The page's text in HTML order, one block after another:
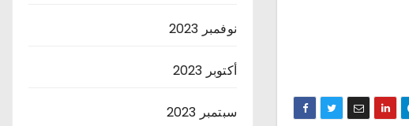
نوفمبر 2023
أكتوبر 2023
سبتمبر 2023